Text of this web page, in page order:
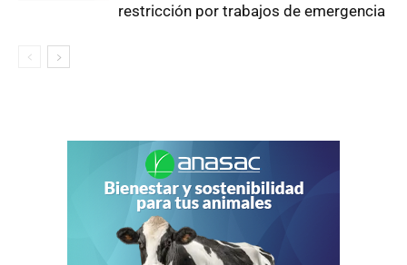
restricción por trabajos de emergencia